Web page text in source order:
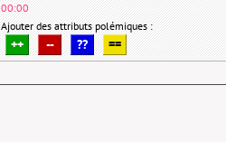
00:00
Ajouter des attributs polémiques :
++ -- ?? ==